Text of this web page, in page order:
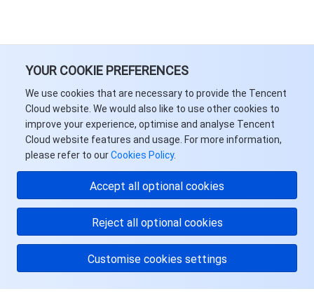
YOUR COOKIE PREFERENCES
We use cookies that are necessary to provide the Tencent
Cloud website. We would also like to use other cookies to
improve your experience, optimise and analyse Tencent
Cloud website features and usage. For more information,
please refer to ourCookies Policy.
Accept all optional cookies
Reject all optional cookies
Customise cookies settings